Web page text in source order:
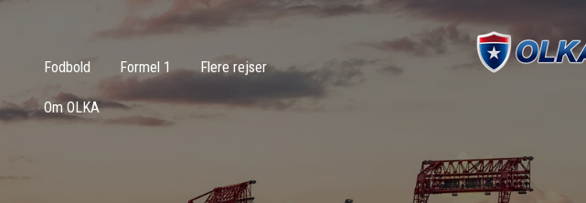
Fodbold Formel 1 Flere rejser
Om OLKA